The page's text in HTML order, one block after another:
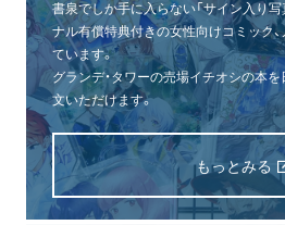
書泉でしか手に入らない「サイン入り写
ナル有償特典付きの女性向けコミック
ています。
グランデ・タワーの売場イチオシの本
文いただけます。
もっとみる